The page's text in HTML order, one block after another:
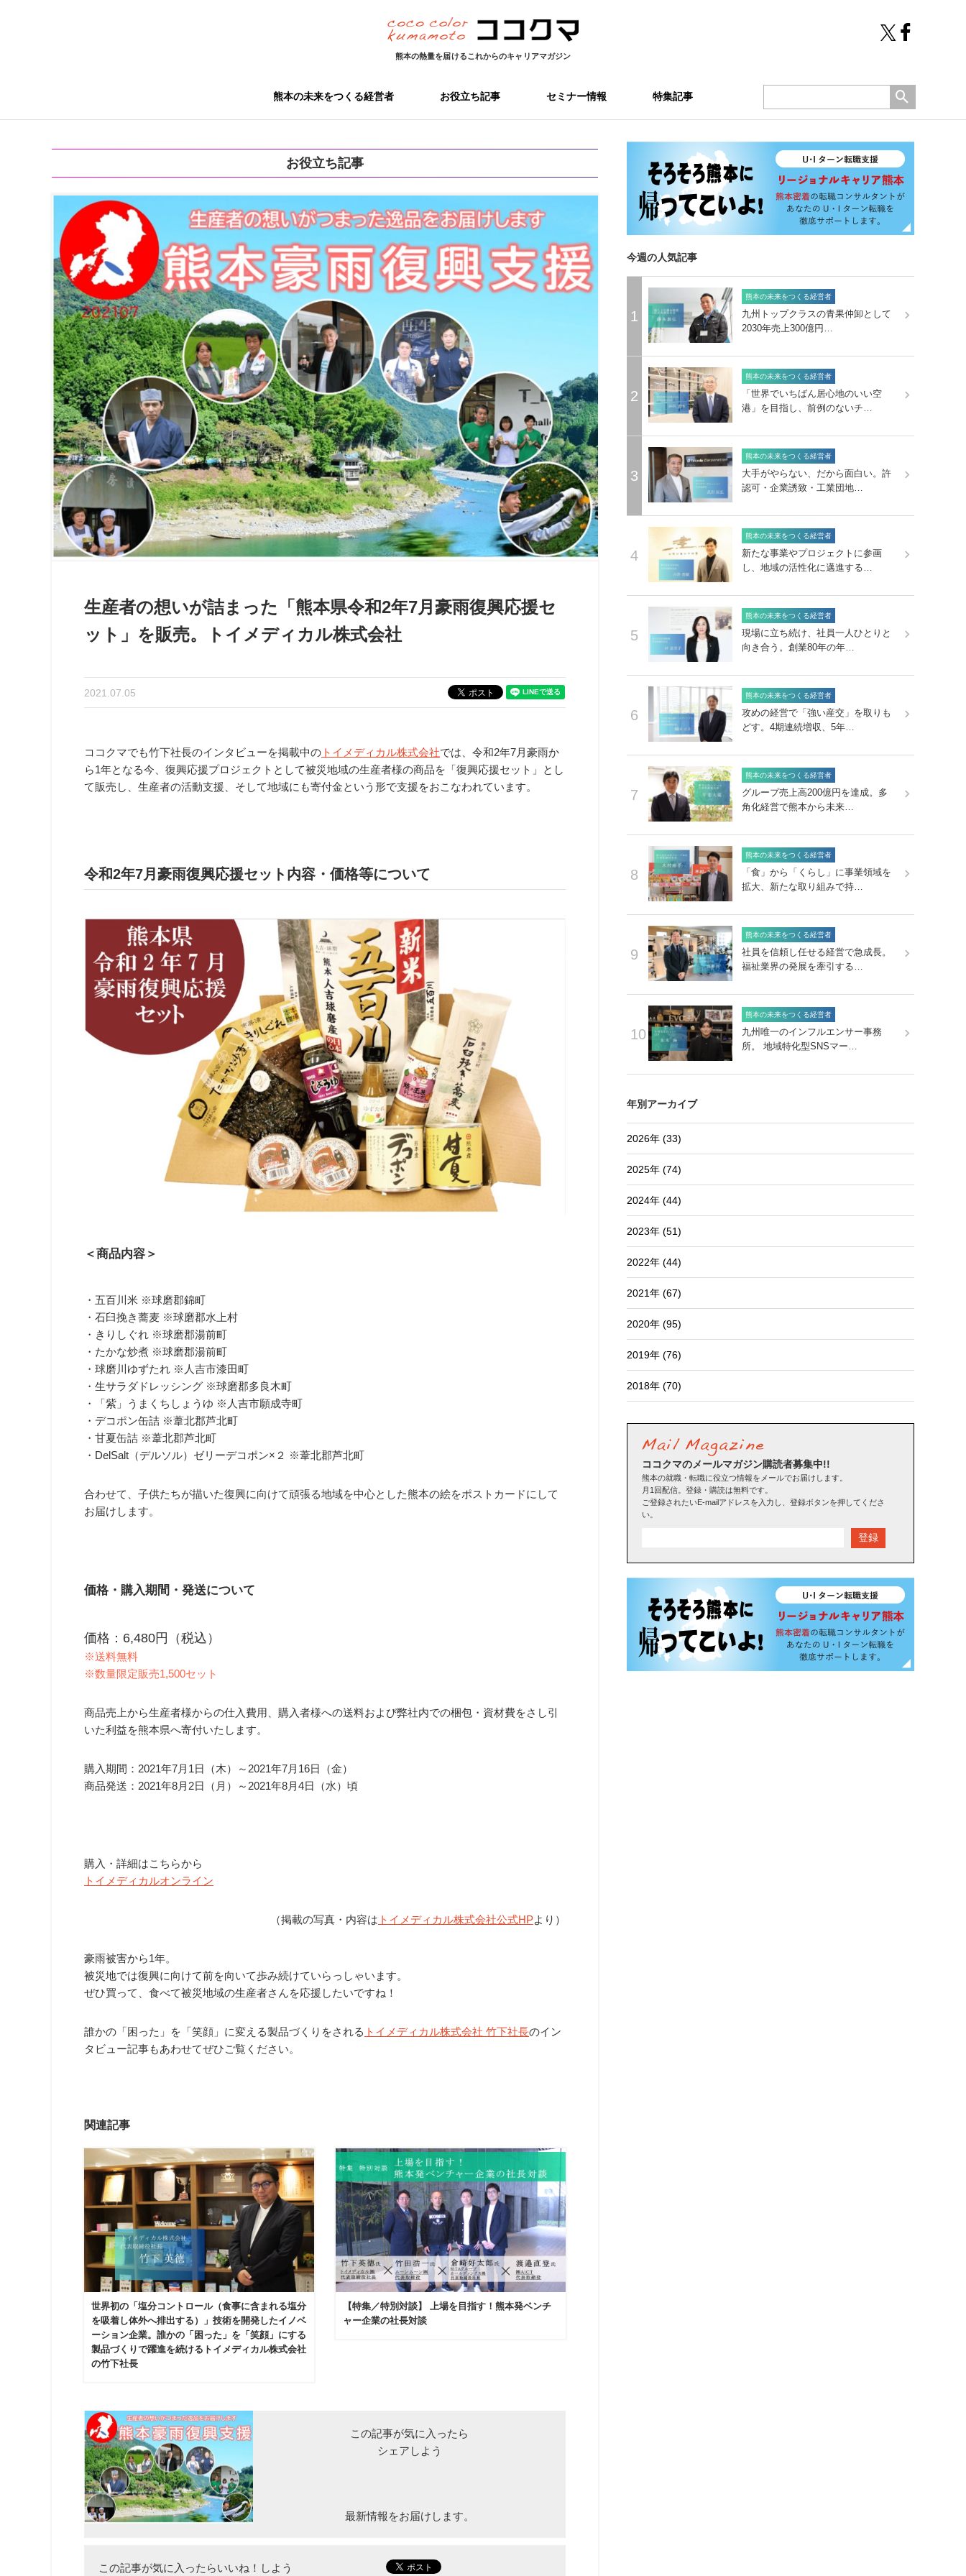
熊本の熱量を届けるこれからのキャリアマガジン
熊本の未来をつくる経営者 お役立ち記事 セミナー情報 特集記事
お役立ち記事
生産者の想いが詰まった「熊本県令和2年7月豪雨復興応援セ
ット」を販売。トイメディカル株式会社
2021.07.05
ココクマでも竹下社長のインタビューを掲載中の トイメディカル株式会社では、令和2年7月豪雨か
ら1年となる今、復興応援プロジェクトとして被災地域の生産者様の商品を「復興応援セット」とし
て販売し、生産者の活動支援、そして地域にも寄付金という形で支援をおこなわれています。
令和2年7月豪雨復興応援セット内容・価格等について
＜商品内容＞
・五百川米 ※球磨郡錦町
・石臼挽き蕎麦 ※球磨郡水上村
・きりしぐれ ※球磨郡湯前町
・たかな炒煮 ※球磨郡湯前町
・球磨川ゆずたれ ※人吉市漆田町
・生サラダドレッシング ※球磨郡多良木町
・「紫」うまくちしょうゆ ※人吉市願成寺町
・デコポン缶詰 ※葦北郡芦北町
・甘夏缶詰 ※葦北郡芦北町
・DelSalt（デルソル）ゼリーデコポン×２ ※葦北郡芦北町
合わせて、子供たちが描いた復興に向けて頑張る地域を中心とした熊本の絵をポストカードにして
お届けします。
価格・購入期間・発送について
価格：6,480円（税込）
※送料無料
※数量限定販売1,500セット
商品売上から生産者様からの仕入費用、購入者様への送料および弊社内での梱包・資材費をさし引
いた利益を熊本県へ寄付いたします。
購入期間：2021年7月1日（木）～2021年7月16日（金）
商品発送：2021年8月2日（月）～2021年8月4日（水）頃
購入・詳細はこちらから
トイメディカルオンライン
（掲載の写真・内容は トイメディカル株式会社公式HPより）
豪雨被害から1年。
被災地では復興に向けて前を向いて歩み続けていらっしゃいます。
ぜひ買って、食べて被災地域の生産者さんを応援したいですね！
誰かの「困った」を「笑顔」に変える製品づくりをされる トイメディカル株式会社 竹下社長のイン
タビュー記事もあわせてぜひご覧ください。
関連記事
世界初の「塩分コントロール（食事に含まれる塩分
を吸着し体外へ排出する）」技術を開発したイノベ
ーション企業。誰かの「困った」を「笑顔」にする
製品づくりで躍進を続けるトイメディカル株式会社
の竹下社長
【特集／特別対談】 上場を目指す！熊本発ベンチ
ャー企業の社長対談
この記事が気に入ったら
シェアしよう
最新情報をお届けします。
この記事が気に入ったらいいね！しよう
今週の人気記事
1
熊本の未来をつくる経営者
九州トップクラスの青果仲卸として
2030年売上300億円…
2
熊本の未来をつくる経営者
「世界でいちばん居心地のいい空
港」を目指し、前例のないチ…
3
熊本の未来をつくる経営者
大手がやらない、だから面白い。許
認可・企業誘致・工業団地…
4
熊本の未来をつくる経営者
新たな事業やプロジェクトに参画
し、地域の活性化に邁進する…
5
熊本の未来をつくる経営者
現場に立ち続け、社員一人ひとりと
向き合う。創業80年の年…
6
熊本の未来をつくる経営者
攻めの経営で「強い産交」を取りも
どす。4期連続増収、5年…
7
熊本の未来をつくる経営者
グループ売上高200億円を達成。多
角化経営で熊本から未来…
8
熊本の未来をつくる経営者
「食」から「くらし」に事業領域を
拡大、新たな取り組みで持…
9
熊本の未来をつくる経営者
社員を信頼し任せる経営で急成長。
福祉業界の発展を牽引する…
10
熊本の未来をつくる経営者
九州唯一のインフルエンサー事務
所。 地域特化型SNSマー…
年別アーカイブ
2026年 (33)
2025年 (74)
2024年 (44)
2023年 (51)
2022年 (44)
2021年 (67)
2020年 (95)
2019年 (76)
2018年 (70)
ココクマのメールマガジン購読者募集中!!
熊本の就職・転職に役立つ情報をメールでお届けします。
月1回配信。登録・購読は無料です。
ご登録されたいE-mailアドレスを入力し、登録ボタンを押してくださ
い。
登録